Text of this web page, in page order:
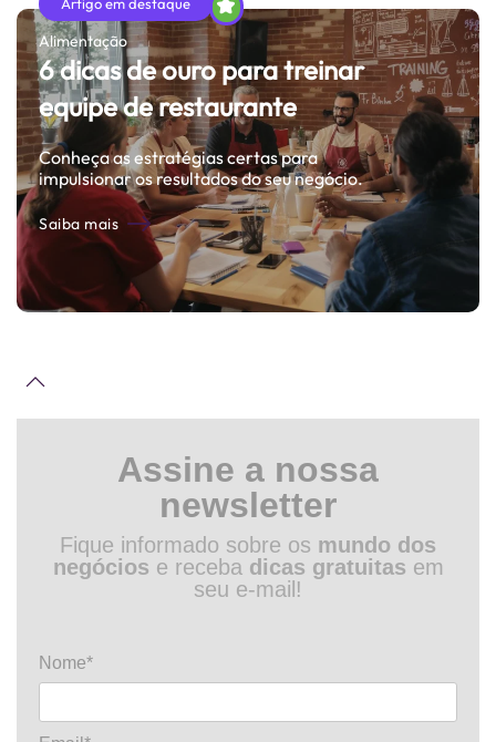
Alimentação
6 dicas de ouro para treinar
equipe de restaurante
Conheça as estratégias certas para
impulsionar os resultados do seu negócio.
Saiba mais
Assine a nossa
newsletter
Fique informado sobre os mundo dos
negócios e receba dicas gratuitas em
seu e-mail!
Nome*